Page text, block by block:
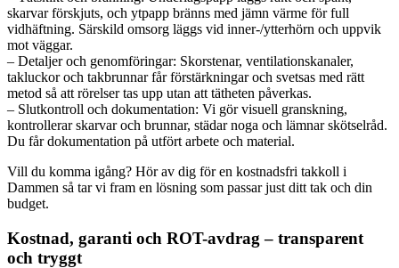
skarvar förskjuts, och ytpapp bränns med jämn värme för full
vidhäftning. Särskild omsorg läggs vid inner-/ytterhörn och uppvik
mot väggar.
– Detaljer och genomföringar: Skorstenar, ventilationskanaler,
takluckor och takbrunnar får förstärkningar och svetsas med rätt
metod så att rörelser tas upp utan att tätheten påverkas.
– Slutkontroll och dokumentation: Vi gör visuell granskning,
kontrollerar skarvar och brunnar, städar noga och lämnar skötselråd.
Du får dokumentation på utfört arbete och material.
Vill du komma igång? Hör av dig för en kostnadsfri takkoll i
Dammen så tar vi fram en lösning som passar just ditt tak och din
budget.
Kostnad, garanti och ROT-avdrag – transparent
och tryggt